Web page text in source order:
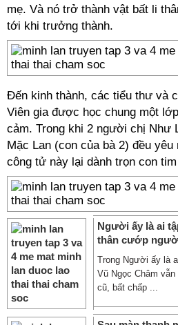
mẹ. Và nó trở thành vật bất li
tới khi trưởng thành.
Đến kinh thành, các tiểu thư và
Viên gia được học chung một
cảm. Trong khi 2 người chị Như
Mặc Lan (con của bà 2) đều
công tử này lại dành trọn con
Người ấy là ai
thân cướp
Trong Người ấy là
Vũ Ngọc Châm
cũ, bất chấp ...